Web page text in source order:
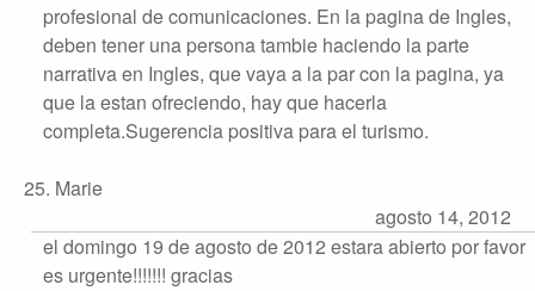
profesional de comunicaciones. En la pagina de Ingles,
deben tener una persona tambie haciendo la parte
narrativa en Ingles, que vaya a la par con la pagina, ya
que la estan ofreciendo, hay que hacerla
completa.Sugerencia positiva para el turismo.
25. Marie
agosto 14, 2012
el domingo 19 de agosto de 2012 estara abierto por favor
es urgente!!!!!!! gracias